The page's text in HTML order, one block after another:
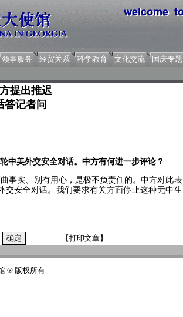
领事服务 经贸关系 科学教育 文化交流
国庆专题
提出推迟
答记者问
中美外交安全对话。中方有何进一步评论？
实、别有用心，是极不负责任的。中方对此表
安全对话。我们要求有关方面停止这种无中生
【打印文章】
® 版权所有